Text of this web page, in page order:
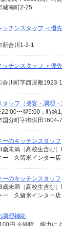
城南町2-25
ッチンスタッフ ＜優
新合川1-2-1
ッチンスタッフ ＜
合川町字西屋敷1923-1
ッフ（接客・調理・
〜翌5:00：時給
国分町字御供田1604-7
ーのキッチンスタッフ
ー 久留米インター
ーのキッチンスタッフ
ー 久留米インター
調理補助